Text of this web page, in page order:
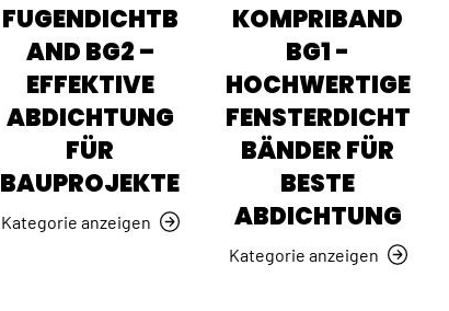
FUGENDICHTB
AND BG2 –
EFFEKTIVE
ABDICHTUNG
FÜR
BAUPROJEKTE
Kategorie anzeigen
KOMPRIBAND
BG1 -
HOCHWERTIGE
FENSTERDICHT
BÄNDER FÜR
BESTE
ABDICHTUNG
Kategorie anzeigen